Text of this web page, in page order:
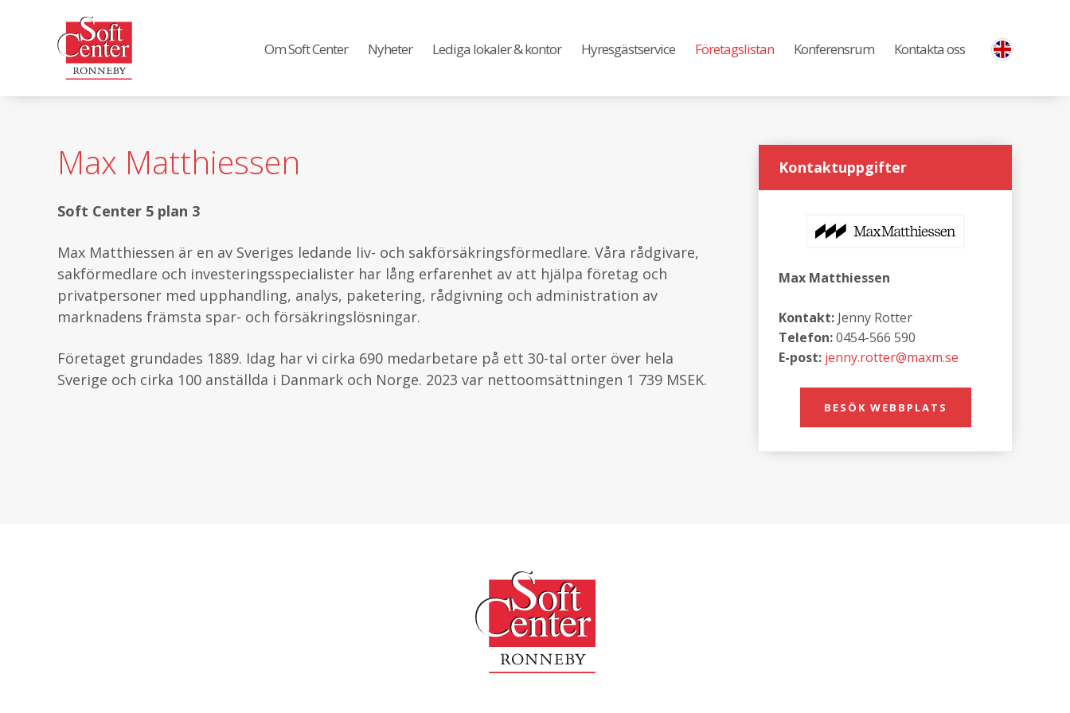
Om Soft Center Nyheter Lediga lokaler & kontor Hyresgästservice Företagslistan Konferensrum Kontakta oss
Max Matthiessen
Soft Center 5 plan 3
Max Matthiessen är en av Sveriges ledande liv- och sakförsäkringsförmedlare. Våra rådgivare,
sakförmedlare och investeringsspecialister har lång erfarenhet av att hjälpa företag och
privatpersoner med upphandling, analys, paketering, rådgivning och administration av
marknadens främsta spar- och försäkringslösningar.
Företaget grundades 1889. Idag har vi cirka 690 medarbetare på ett 30-tal orter över hela
Sverige och cirka 100 anställda i Danmark och Norge. 2023 var nettoomsättningen 1 739 MSEK.
Kontaktuppgifter
Max Matthiessen
Kontakt: Jenny Rotter
Telefon:0454-566 590
E-post: jenny.rotter@maxm.se
BESÖK WEBBPLATS